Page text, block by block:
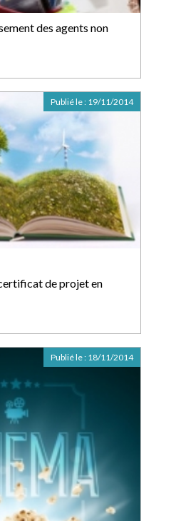
des agents non
de projet en
Publié le : 19/11/2014
Publié le : 18/11/2014